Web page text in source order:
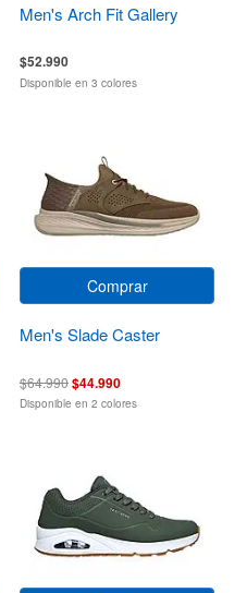
Men's Arch Fit Gallery
$52.990
Disponible en 3 colores
Comprar
Men's Slade Caster
$64.990$44.990
Disponible en 2 colores